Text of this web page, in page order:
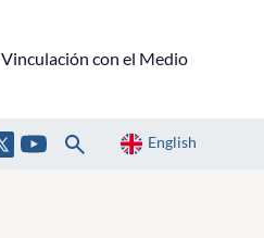
Vinculación con el Medio
English